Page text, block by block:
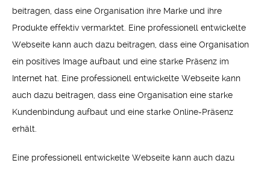
beitragen, dass eine Organisation ihre Marke und ihre
Produkte effektiv vermarktet. Eine professionell entwickelte
Webseite kann auch dazu beitragen, dass eine Organisation
ein positives Image aufbaut und eine starke Präsenz im
Internet hat. Eine professionell entwickelte Webseite kann
auch dazu beitragen, dass eine Organisation eine starke
Kundenbindung aufbaut und eine starke Online-Präsenz
erhält.
Eine professionell entwickelte Webseite kann auch dazu